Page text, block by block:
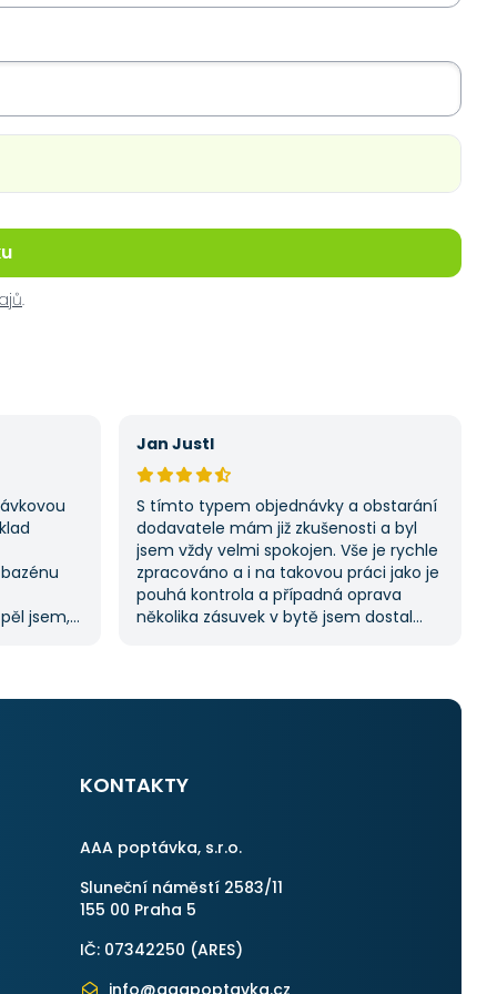
.
jsem,
byl velmi
Jan Justl
S tímto typem objednávky a obstarání
dodavatele mám již zkušenosti a byl
jsem vždy velmi spokojen. Vše je rychle
zpracováno a i na takovou práci jako je
pouhá kontrola a případná oprava
několika zásuvek v bytě jsem dostal
potřebovat, jistě se obrátím na stejnou
KONTAKTY
AAA poptávka, s.r.o.
Sluneční náměstí 2583/11
155 00 Praha 5
IČ: 07342250 (ARES)
info@aaapoptavka.cz